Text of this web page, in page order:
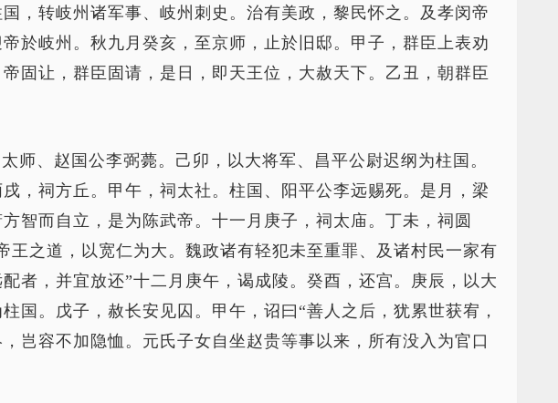
，转岐州诸军事、岐州刺史。治有美政，黎民怀之。及孝闵帝
於岐州。秋九月癸亥，至京师，止於旧邸。甲子，群臣上表劝
固让，群臣固请，是日，即天王位，大赦天下。乙丑，朝群臣
师、赵国公李弼薨。己卯，以大将军、昌平公尉迟纲为柱国。
，祠方丘。甲午，祠太社。柱国、阳平公李远赐死。是月，梁
智而自立，是为陈武帝。十一月庚子，祠太庙。丁未，祠圆
王之道，以宽仁为大。魏政诸有轻犯未至重罪、及诸村民一家有
者，并宜放还”十二月庚午，谒成陵。癸酉，还宫。庚辰，以大
国。戊子，赦长安见囚。甲午，诏曰“善人之后，犹累世获宥，
岂容不加隐恤。元氏子女自坐赵贵等事以来，所有没入为官口